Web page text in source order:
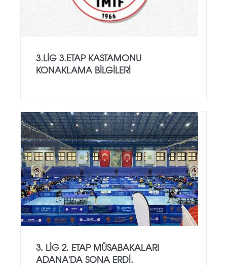
3.LİG 3.ETAP KASTAMONU
KONAKLAMA BILGILERI
3. LİG 2. ETAP MÜSABAKALARI
ADANA'DA SONA ERDİ.